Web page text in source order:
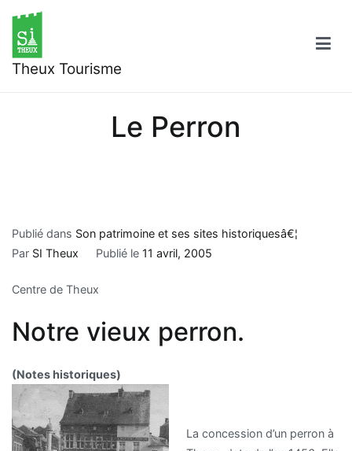
contenu
Theux Tourisme
Le Perron
Publié dans Son patrimoine et ses sites historiquesâ€¦
Par SI Theux Publié le 11 avril, 2005
Centre de Theux
Notre vieux perron.
(Notes historiques)
La concession d’un perron à